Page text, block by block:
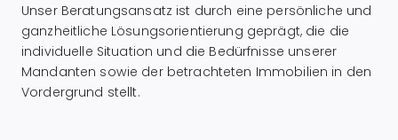
Unser Beratungsansatz ist durch eine persönliche und
ganzheitliche Lösungsorientierung geprägt, die die
individuelle Situation und die Bedürfnisse unserer
Mandanten sowie der betrachteten Immobilien in den
Vordergrund stellt.